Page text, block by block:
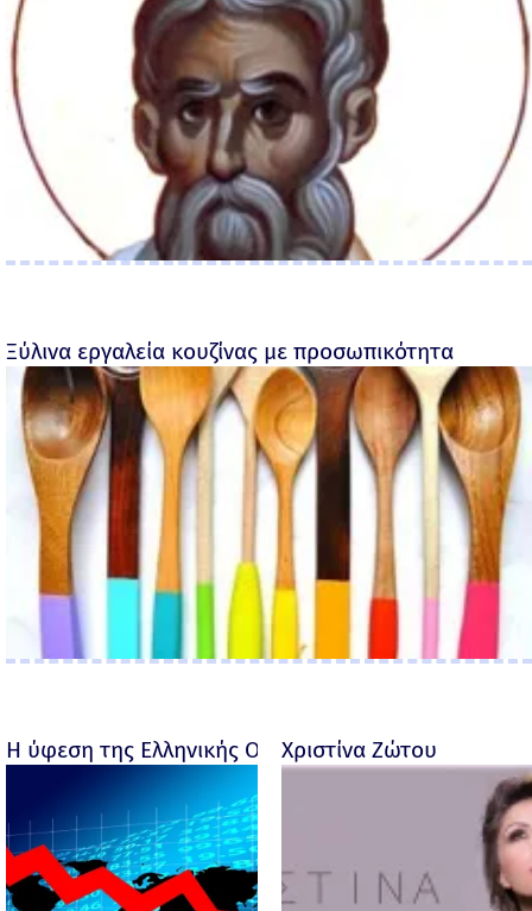
Ξύλινα εργαλεία κουζίνας με προσωπικότητα
Η ύφεση της Ελληνικής Οικονομίας - Ροσέτος
Χριστίνα Ζώτου